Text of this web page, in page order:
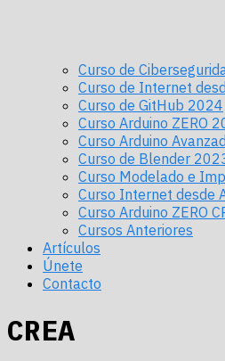
Curso de
Curso de Internet
Curso de GitHub 2024
Curso Arduino ZERO
Curso Arduino
Curso de Blender
Curso Modelado e
Curso Internet desde
Curso Arduino ZERO
Cursos Anteriores
Artículos
Únete
Contacto
CREA